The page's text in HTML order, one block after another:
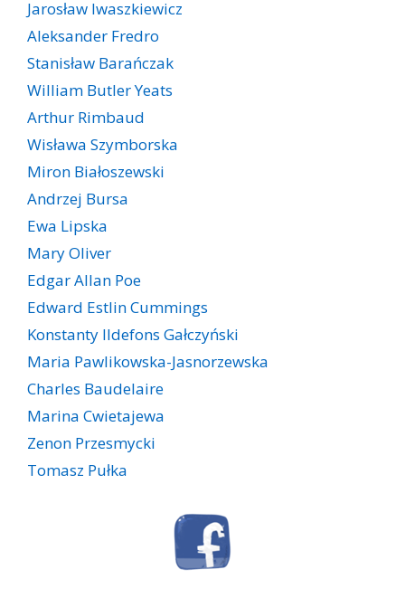
Jarosław Iwaszkiewicz
Aleksander Fredro
Stanisław Barańczak
William Butler Yeats
Arthur Rimbaud
Wisława Szymborska
Miron Białoszewski
Andrzej Bursa
Ewa Lipska
Mary Oliver
Edgar Allan Poe
Edward Estlin Cummings
Konstanty Ildefons Gałczyński
Maria Pawlikowska-Jasnorzewska
Charles Baudelaire
Marina Cwietajewa
Zenon Przesmycki
Tomasz Pułka